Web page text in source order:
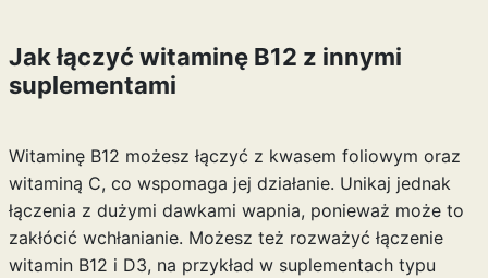
Jak łączyć witaminę B12 z innymi
suplementami
Witaminę B12 możesz łączyć z kwasem foliowym oraz
witaminą C, co wspomaga jej działanie. Unikaj jednak
łączenia z dużymi dawkami wapnia, ponieważ może to
zakłócić wchłanianie. Możesz też rozważyć łączenie
witamin B12 i D3, na przykład w suplementach typu